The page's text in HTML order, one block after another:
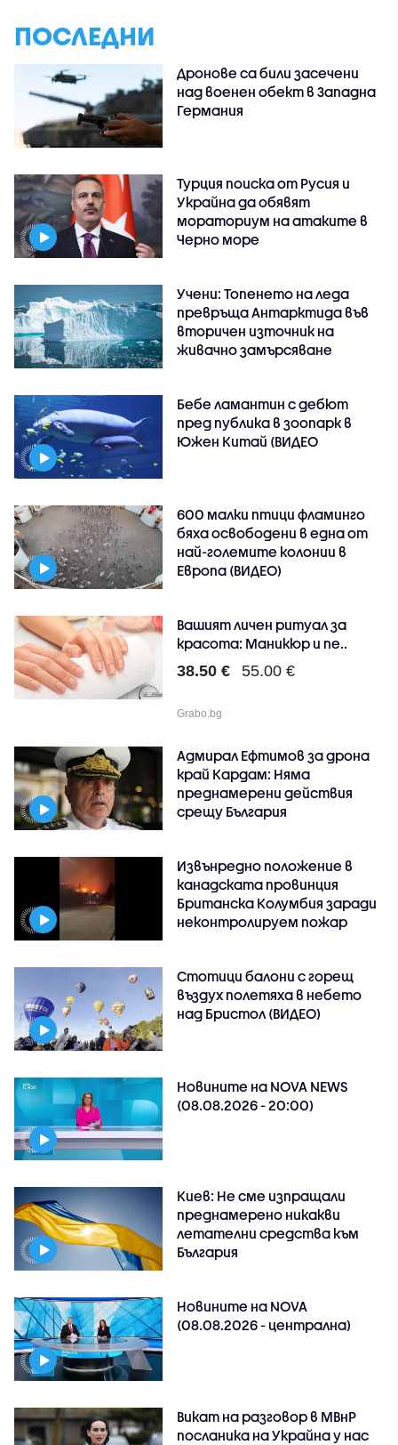
ПОСЛЕДНИ
Дронове са били засечени
над военен обект в Западна
Германия
Турция поиска от Русия и
Украйна да обявят
мораториум на атаките в
Черно море
Учени: Топенето на леда
превръща Антарктида във
вторичен източник на
живачно замърсяване
Бебе ламантин с дебют
пред публика в зоопарк в
Южен Китай (ВИДЕО
600 малки птици фламинго
бяха освободени в една от
най-големите колонии в
Европа (ВИДЕО)
Вашият личен ритуал за
красота: Маникюр и пе..
38.50 € 55.00 €
Grabo.bg
Адмирал Ефтимов за дрона
край Кардам: Няма
преднамерени действия
срещу България
Извънредно положение в
канадската провинция
Британска Колумбия заради
неконтролируем пожар
Стотици балони с горещ
въздух полетяха в небето
над Бристол (ВИДЕО)
Новините на NOVA NEWS
(08.08.2026 - 20:00)
Киев: Не сме изпращали
преднамерено никакви
летателни средства към
България
Новините на NOVA
(08.08.2026 - централна)
Викат на разговор в МВнР
посланика на Украйна у нас